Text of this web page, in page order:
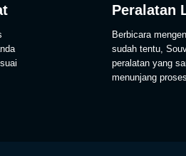
Peralatan
Berbicara
sudah tentu,
peralatan yang
menunjang